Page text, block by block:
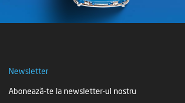
Newsletter
Abonează-te la newsletter-ul nostru